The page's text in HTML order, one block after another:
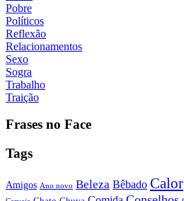
Pobre
Políticos
Reflexão
Relacionamentos
Sexo
Sogra
Trabalho
Traição
Frases no Face
Tags
Amigos Ano novo Beleza Bêbado Calor